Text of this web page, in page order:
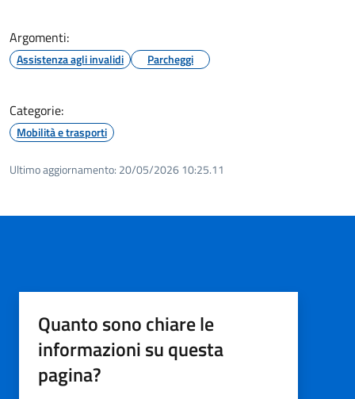
Argomenti:
Assistenza agli invalidi Parcheggi
Categorie:
Mobilità e trasporti
Ultimo aggiornamento: 20/05/2026 10:25.11
Quanto sono chiare le
informazioni su questa
pagina?